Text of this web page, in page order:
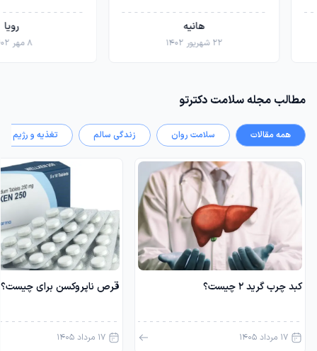
هانیه
۲۲ شهریور ۱۴۰۲
رویا
۸ مهر ۱۴۰۲
مطالب مجله سلامت دکترتو
همه مقالات سلامت روان زندگی سالم تغذیه و رژیم
کبد چرب گرید ۲ چیست؟
17 مرداد 1405
قرص ناپروکسن برای چیست؟
17 مرداد 1405